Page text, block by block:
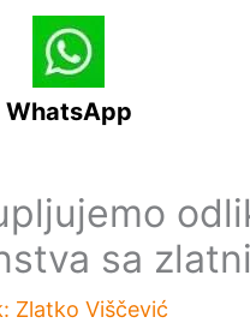
WhatsApp
sa
Zlatko Viščević